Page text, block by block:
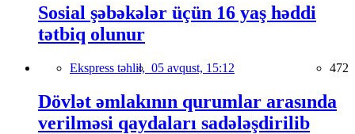
Sosial şəbəkələr üçün 16 yaş həddi
tətbiq olunur
Ekspress təhlil, 05 avqust, 15:12 472
Dövlət əmlakının qurumlar arasında
verilməsi qaydaları sadələşdirilib